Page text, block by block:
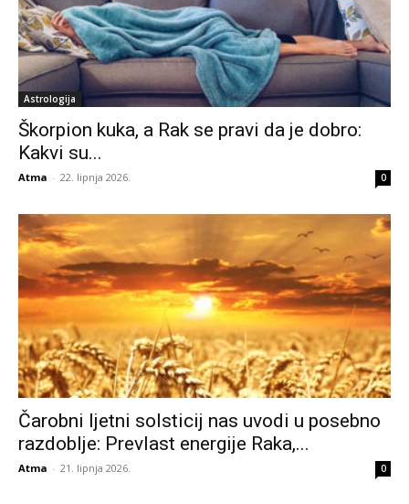
Astrologija
Škorpion kuka, a Rak se pravi da je dobro:
Kakvi su...
Atma - 22. lipnja 2026. 0
Čarobni ljetni solsticij nas uvodi u posebno
razdoblje: Prevlast energije Raka,...
Atma - 21. lipnja 2026. 0